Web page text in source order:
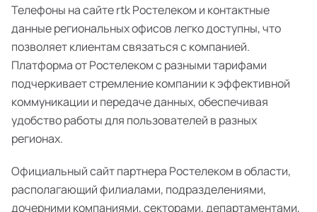
Телефоны на сайте rtk Ростелеком и контактные
данные региональных офисов легко доступны, что
позволяет клиентам связаться с компанией.
Платформа от Ростелеком с разными тарифами
подчеркивает стремление компании к эффективной
коммуникации и передаче данных, обеспечивая
удобство работы для пользователей в разных
регионах.
Официальный сайт партнера Ростелеком в области,
располагающий филиалами, подразделениями,
дочерними компаниями, секторами, департаментами,